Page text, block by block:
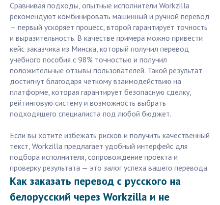
Сравнивая подходы, опытные исполнители Workzilla
рекомендуют комбинировать машинный и ручной перевод
— первый ускоряет процесс, второй гарантирует точность
и выразительность. В качестве примера можно привести
кейс заказчика из Минска, который получил перевод
учебного пособия с 98% точностью и получил
положительные отзывы пользователей. Такой результат
достигнут благодаря четкому взаимодействию на
платформе, которая гарантирует безопасную сделку,
рейтинговую систему и возможность выбрать
подходящего специалиста под любой бюджет.
Если вы хотите избежать рисков и получить качественный
текст, Workzilla предлагает удобный интерфейс для
подбора исполнителя, сопровождение проекта и
проверку результата — это залог успеха вашего перевода.
Как заказать перевод с русского на
белорусский через Workzilla и не